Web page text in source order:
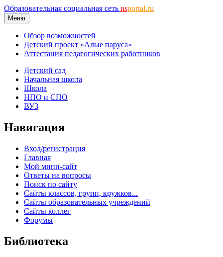
Образовательная социальная сеть nsportal.ru
Меню
Обзор возможностей
Детский проект «Алые паруса»
Аттестация педагогических работников
Детский сад
Начальная школа
Школа
НПО и СПО
ВУЗ
Навигация
Вход/регистрация
Главная
Мой мини-сайт
Ответы на вопросы
Поиск по сайту
Сайты классов, групп, кружков...
Сайты образовательных учреждений
Сайты коллег
Форумы
Библиотека